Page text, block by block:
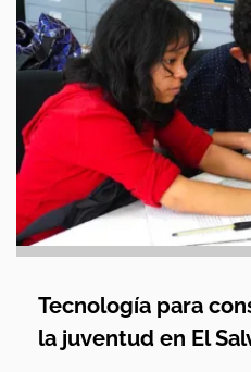
Tecnología para
la juventud en El